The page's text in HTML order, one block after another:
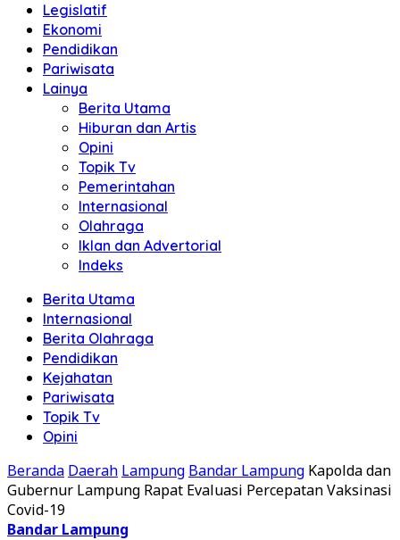
Legislatif
Ekonomi
Pendidikan
Pariwisata
Lainya
Berita Utama
Hiburan dan Artis
Opini
Topik Tv
Pemerintahan
Internasional
Olahraga
Iklan dan Advertorial
Indeks
Berita Utama
Internasional
Berita Olahraga
Pendidikan
Kejahatan
Pariwisata
Topik Tv
Opini
Beranda Daerah Lampung Bandar Lampung Kapolda dan
Gubernur Lampung Rapat Evaluasi Percepatan Vaksinasi
Covid-19
Bandar Lampung